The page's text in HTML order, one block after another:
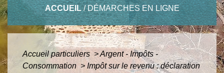
ACCUEIL/DÉMARCHES EN LIGNE
Accueil particuliers>Argent - Impôts -
Consommation > Impôt sur le revenu : déclaration